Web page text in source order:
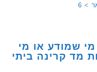
או מי
ביתי